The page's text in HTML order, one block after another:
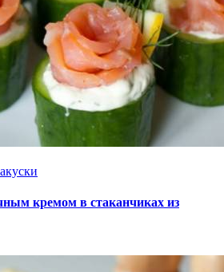
кремом в стаканчиках из